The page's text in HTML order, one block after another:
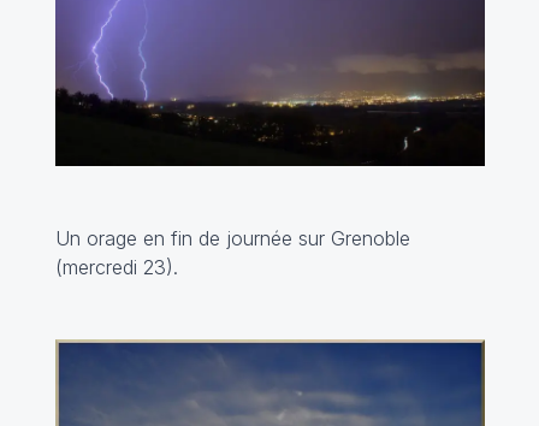
Un orage en fin de journée sur Grenoble
(mercredi 23).